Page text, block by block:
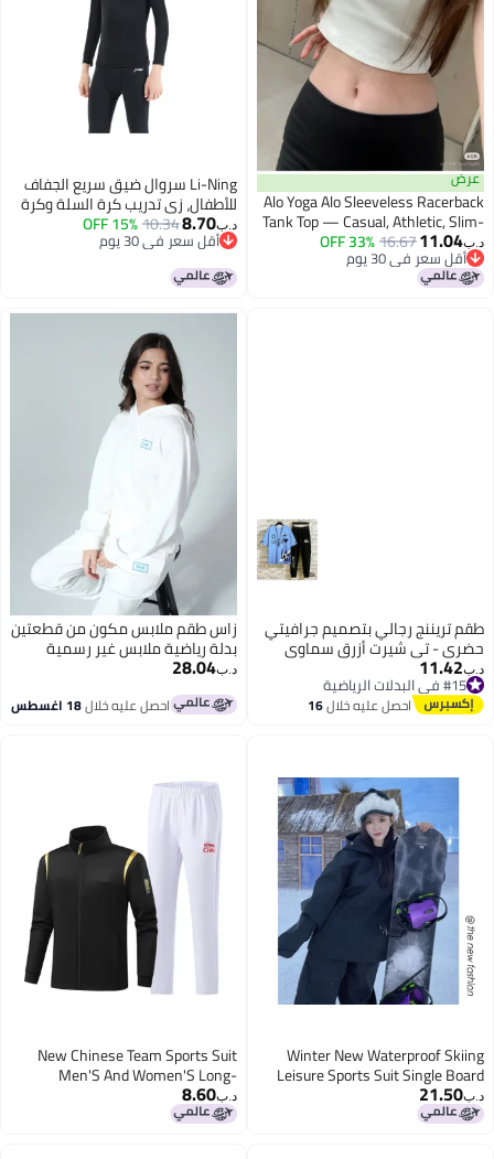
عرض
Alo Yoga Alo Sleeveless Racerback
Tank Top — Casual, Athletic, Slim-
Fit, Cropped Style
د.ب‏11.04
16.67
33% OFF
أقل سعر في 30 يوم
أقل سعر في 30 يوم
Li-Ning سروال ضيق سريع الجفاف
للأطفال، زي تدريب كرة السلة وكرة
القدم، قميص ضيق للأولاد والبنات،
ملابس للجري والبادمنتون
د.ب‏8.70
10.34
15% OFF
أقل سعر في 30 يوم
أقل سعر في 30 يوم
طقم تريننج رجالي بتصميم جرافيتي
حضري - تي شيرت أزرق سماوي
وبنطلون أسود
د.ب‏11.42
#15 في البدلات الرياضية
#15 في البدلات الرياضية احصل عليه خلال16
زاس طقم ملابس مكون من قطعتين
بدلة رياضية ملابس غير رسمية
للرجال والنساء
د.ب‏28.04
احصل عليه خلال18 اغسطس
Winter New Waterproof Skiing
Leisure Sports Suit Single Board
Men'S And Women'S Thickened
Warm Two-Piece Set Outdoor
د.ب‏21.50
New Chinese Team Sports Suit
Men'S And Women'S Long-
Sleeved Jacket Award-Winning
Outing Clothes Martial Arts Coach
د.ب‏8.60